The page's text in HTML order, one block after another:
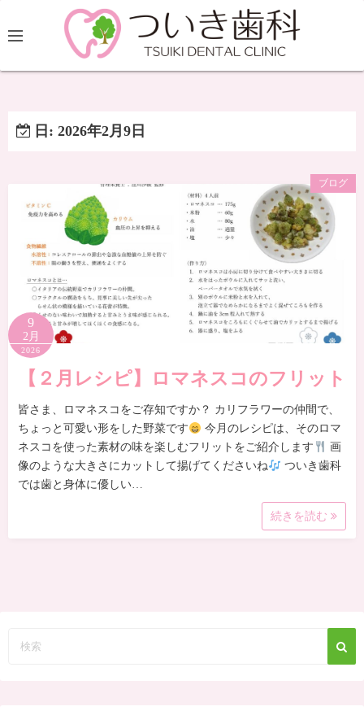
日: 2026年2月9日
ブログ
9
2月
2026
【２月レシピ】ロマネスコのフリット
皆さま、ロマネスコをご存知ですか？ カリフラワーの仲間で、
ちょっと可愛い形をした野菜です
今月のレシピは、そのロマ
ネスコを使った素材の味を楽しむフリットをご紹介します
画
像のような大きさにカットして揚げてくださいね
ついき歯科
では歯と身体に優しい…
続きを読む